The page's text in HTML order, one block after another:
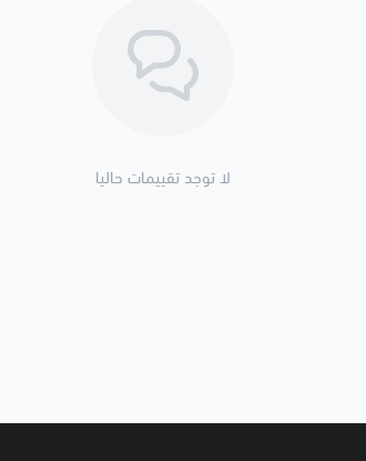
لا توجد تقييمات حاليا